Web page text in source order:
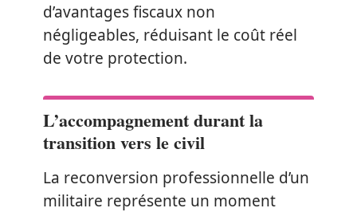
d’avantages fiscaux non
négligeables, réduisant le coût réel
de votre protection.
L’accompagnement durant la
transition vers le civil
La reconversion professionnelle d’un
militaire représente un moment